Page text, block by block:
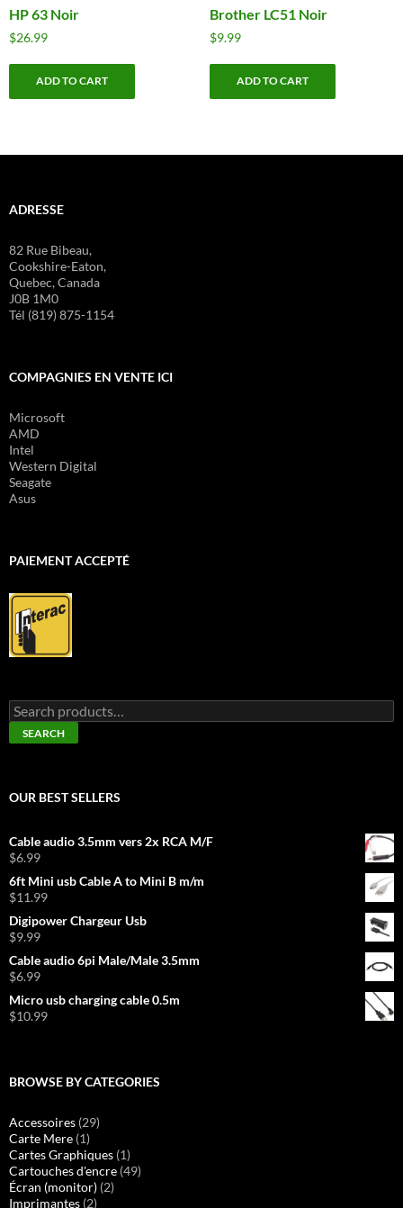
HP 63 Noir
$26.99
ADD TO CART
Brother LC51 Noir
$9.99
ADD TO CART
ADRESSE
82 Rue Bibeau,
Cookshire-Eaton,
Quebec, Canada
J0B 1M0
Tél (819) 875-1154
COMPAGNIES EN VENTE ICI
Microsoft
AMD
Intel
Western Digital
Seagate
Asus
PAIEMENT ACCEPTÉ
Search
for:
SEARCH
OUR BEST SELLERS
Cable audio 3.5mm vers 2x RCA M/F
$6.99
6ft Mini usb Cable A to Mini B m/m
$11.99
Digipower Chargeur Usb
$9.99
Cable audio 6pi Male/Male 3.5mm
$6.99
Micro usb charging cable 0.5m
$10.99
BROWSE BY CATEGORIES
Accessoires (29)
Carte Mere (1)
Cartes Graphiques (1)
Cartouches d'encre (49)
Écran (monitor) (2)
Imprimantes (2)